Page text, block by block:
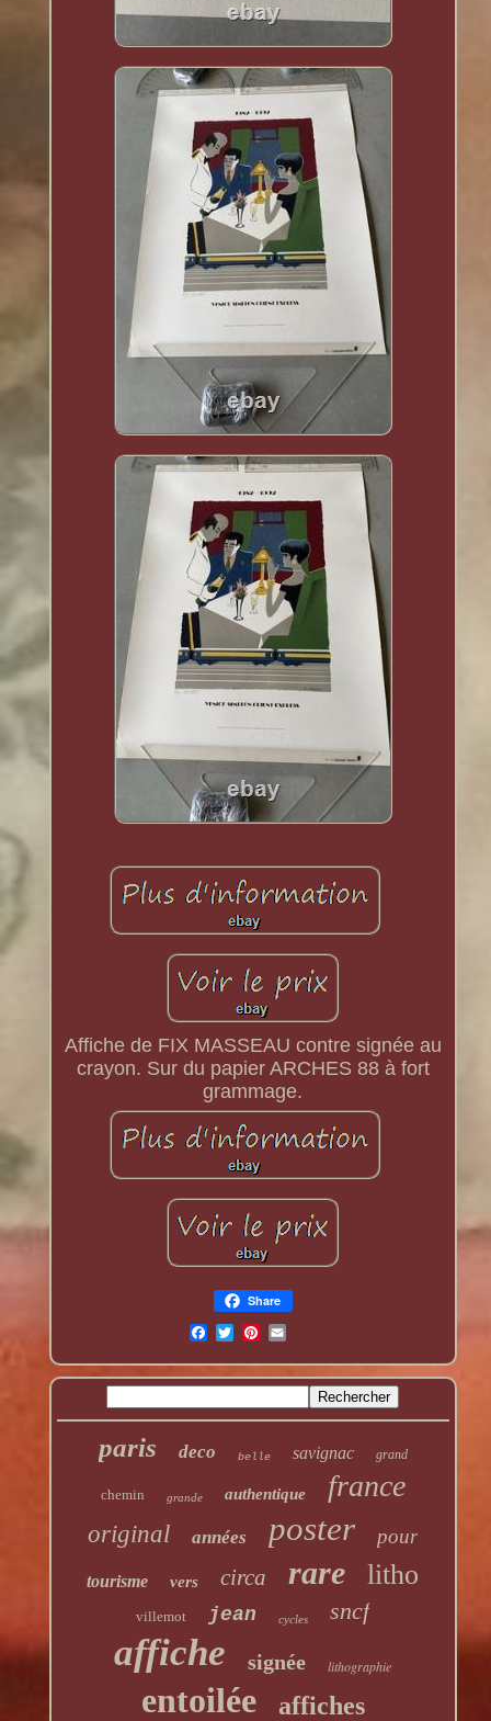
Affiche de FIX MASSEAU contre signée au
crayon. Sur du papier ARCHES 88 à fort
grammage.
Share
paris deco belle savignac grand
chemin grande authentique france
original années poster pour
tourisme vers circa rare litho
villemot jean cycles sncf
affiche signée lithographie
entoilée affiches